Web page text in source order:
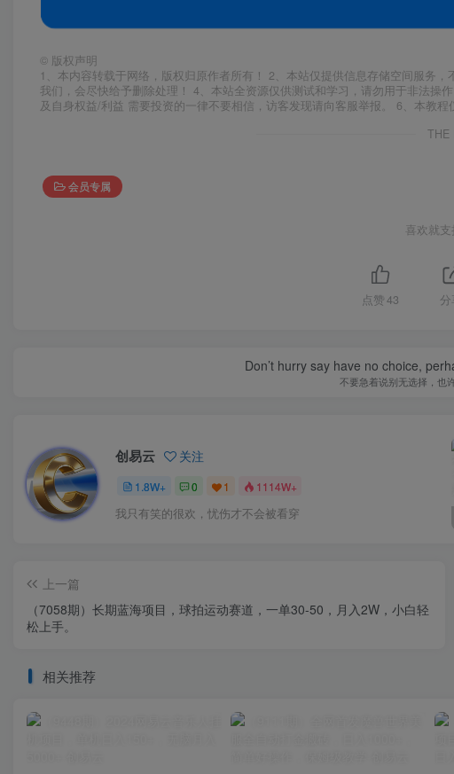
© 版权声明
1、本内容转载于网络，版权归原作者所有！ 2、本站仅提供信息存储空间服务
我们，会尽快给予删除处理！ 4、本站全资源仅供测试和学习，请勿用于非法
及自身权益/利益 需要投资的一律不要相信，访客发现请向客服举报。 6、本教
THE
会员专属
喜欢就
点赞 43 分
Don’t hurry say have no choice,
不要急着说别无选择，也
创易云 关注
1.8W+ 0 1 1114W+
我只有笑的很欢，忧伤才不会被看穿
上一篇
（7058期）长期蓝海项目，球拍运动赛道，一单30-50，月入2W，小白轻
松上手。
相关推荐